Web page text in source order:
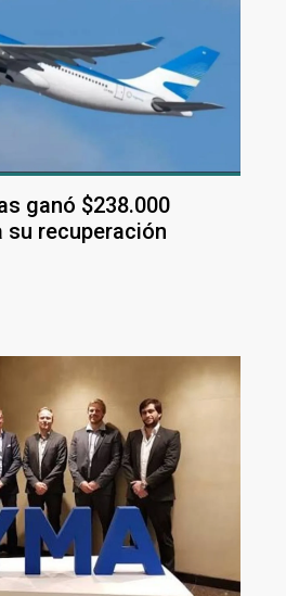
ganó $238.000
recuperación